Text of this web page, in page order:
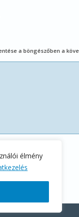
élmény
a böngészőben a